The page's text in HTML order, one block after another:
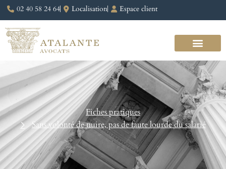
02 40 58 24 64 Localisation Espace client
Fiches pratiques
Sans volonté de nuire, pas de faute lourde du salarié